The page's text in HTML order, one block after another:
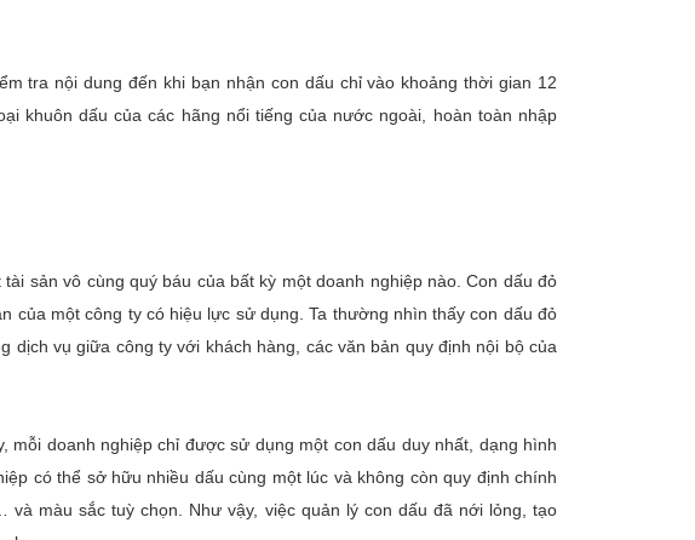
tra nội dung đến khi bạn nhận con dấu chỉ vào khoảng thời gian 12
khuôn dấu của các hãng nổi tiếng của nước ngoài, hoàn toàn nhập
sản vô cùng quý báu của bất kỳ một doanh nghiệp nào. Con dấu đỏ
của một công ty có hiệu lực sử dụng. Ta thường nhìn thấy con dấu đỏ
vụ giữa công ty với khách hàng, các văn bản quy định nội bộ của
doanh nghiệp chỉ được sử dụng một con dấu duy nhất, dạng hình
có thể sở hữu nhiều dấu cùng một lúc và không còn quy định chính
màu sắc tuỳ chọn. Như vậy, việc quản lý con dấu đã nới lỏng, tạo